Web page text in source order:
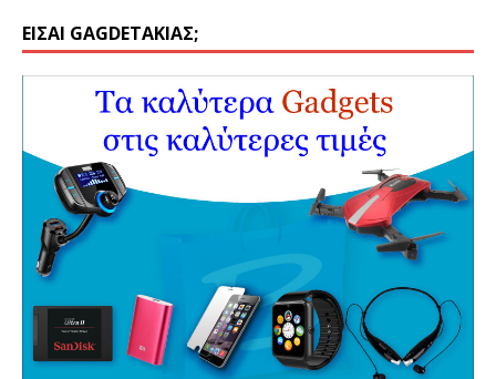
ΕΊΣΑΙ GAGDETΆΚΙΑΣ;